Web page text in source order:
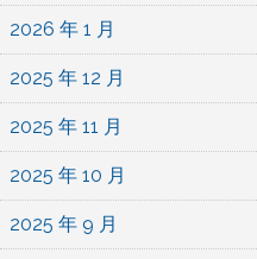
2026 年 1 月
2025 年 12 月
2025 年 11 月
2025 年 10 月
2025 年 9 月